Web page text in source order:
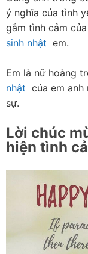
ý nghĩa của tình
sinh nhật
  em.
Em là nữ hoàng
nhật
của em anh
sự.
Lời chúc
hiện tình